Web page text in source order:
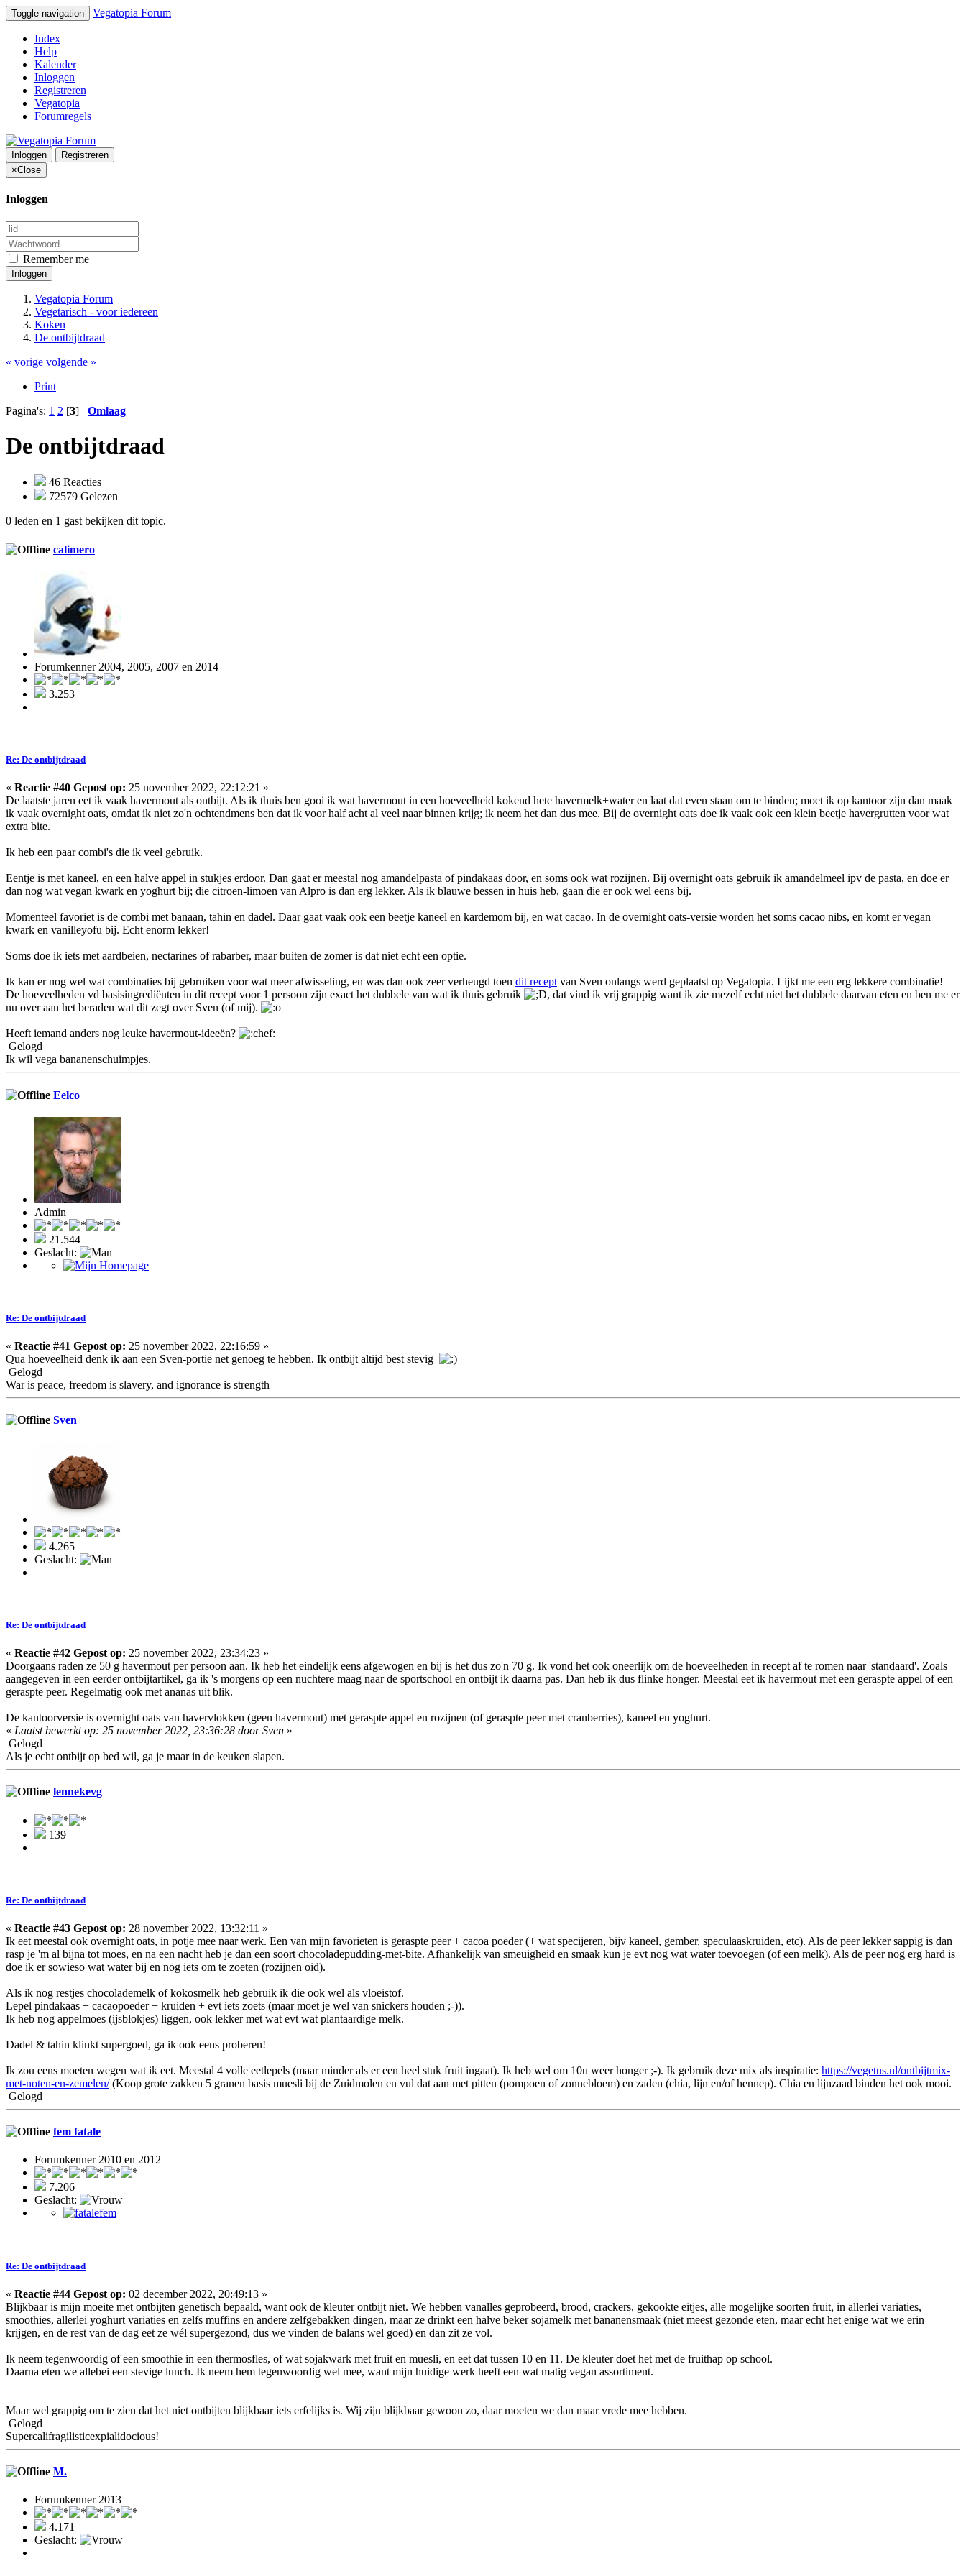
Toggle navigation Vegatopia Forum
Index
Help
Kalender
Inloggen
Registreren
Vegatopia
Forumregels
Inloggen
Registreren
×Close
Inloggen
Remember me
Inloggen
Vegatopia Forum
Vegetarisch - voor iedereen
Koken
De ontbijtdraad
« vorige volgende »
Print
Pagina's: 1 2 [3] Omlaag
De ontbijtdraad
46 Reacties
72579 Gelezen
0 leden en 1 gast bekijken dit topic.
calimero
Forumkenner 2004, 2005, 2007 en 2014
3.253
Re: De ontbijtdraad
« Reactie #40 Gepost op: 25 november 2022, 22:12:21 »
De laatste jaren eet ik vaak havermout als ontbijt. Als ik thuis ben gooi ik wat havermout in een hoeveelheid kokend hete havermelk+water en laat dat even staan om te binden; moet ik op kantoor zijn dan maak
ik vaak overnight oats, omdat ik niet zo'n ochtendmens ben dat ik voor half acht al veel naar binnen krijg; ik neem het dan dus mee. Bij de overnight oats doe ik vaak ook een klein beetje havergrutten voor wat
extra bite.
Ik heb een paar combi's die ik veel gebruik.
Eentje is met kaneel, en een halve appel in stukjes erdoor. Dan gaat er meestal nog amandelpasta of pindakaas door, en soms ook wat rozijnen. Bij overnight oats gebruik ik amandelmeel ipv de pasta, en doe er
dan nog wat vegan kwark en yoghurt bij; die citroen-limoen van Alpro is dan erg lekker. Als ik blauwe bessen in huis heb, gaan die er ook wel eens bij.
Momenteel favoriet is de combi met banaan, tahin en dadel. Daar gaat vaak ook een beetje kaneel en kardemom bij, en wat cacao. In de overnight oats-versie worden het soms cacao nibs, en komt er vegan
kwark en vanilleyofu bij. Echt enorm lekker!
Soms doe ik iets met aardbeien, nectarines of rabarber, maar buiten de zomer is dat niet echt een optie.
Ik kan er nog wel wat combinaties bij gebruiken voor wat meer afwisseling, en was dan ook zeer verheugd toen dit recept van Sven onlangs werd geplaatst op Vegatopia. Lijkt me een erg lekkere combinatie!
De hoeveelheden vd basisingrediënten in dit recept voor 1 persoon zijn exact het dubbele van wat ik thuis gebruik
, dat vind ik vrij grappig want ik zie mezelf echt niet het dubbele daarvan eten en ben me er
nu over aan het beraden wat dit zegt over Sven (of mij).
Heeft iemand anders nog leuke havermout-ideeën?
Gelogd
Ik wil vega bananenschuimpjes.
Eelco
Admin
21.544
Geslacht:
Re: De ontbijtdraad
« Reactie #41 Gepost op: 25 november 2022, 22:16:59 »
Qua hoeveelheid denk ik aan een Sven-portie net genoeg te hebben. Ik ontbijt altijd best stevig
Gelogd
War is peace, freedom is slavery, and ignorance is strength
Sven
4.265
Geslacht:
Re: De ontbijtdraad
« Reactie #42 Gepost op: 25 november 2022, 23:34:23 »
Doorgaans raden ze 50 g havermout per persoon aan. Ik heb het eindelijk eens afgewogen en bij is het dus zo'n 70 g. Ik vond het ook oneerlijk om de hoeveelheden in recept af te romen naar 'standaard'. Zoals
aangegeven in een eerder ontbijtartikel, ga ik 's morgens op een nuchtere maag naar de sportschool en ontbijt ik daarna pas. Dan heb ik dus flinke honger. Meestal eet ik havermout met een geraspte appel of een
geraspte peer. Regelmatig ook met ananas uit blik.
De kantoorversie is overnight oats van havervlokken (geen havermout) met geraspte appel en rozijnen (of geraspte peer met cranberries), kaneel en yoghurt.
« Laatst bewerkt op: 25 november 2022, 23:36:28 door Sven »
Gelogd
Als je echt ontbijt op bed wil, ga je maar in de keuken slapen.
lennekevg
139
Re: De ontbijtdraad
« Reactie #43 Gepost op: 28 november 2022, 13:32:11 »
Ik eet meestal ook overnight oats, in potje mee naar werk. Een van mijn favorieten is geraspte peer + cacoa poeder (+ wat specijeren, bijv kaneel, gember, speculaaskruiden, etc). Als de peer lekker sappig is dan
rasp je 'm al bijna tot moes, en na een nacht heb je dan een soort chocoladepudding-met-bite. Afhankelijk van smeuigheid en smaak kun je evt nog wat water toevoegen (of een melk). Als de peer nog erg hard is
doe ik er sowieso wat water bij en nog iets om te zoeten (rozijnen oid).
Als ik nog restjes chocolademelk of kokosmelk heb gebruik ik die ook wel als vloeistof.
Lepel pindakaas + cacaopoeder + kruiden + evt iets zoets (maar moet je wel van snickers houden ;-)).
Ik heb nog appelmoes (ijsblokjes) liggen, ook lekker met wat evt wat plantaardige melk.
Dadel & tahin klinkt supergoed, ga ik ook eens proberen!
Ik zou eens moeten wegen wat ik eet. Meestal 4 volle eetlepels (maar minder als er een heel stuk fruit ingaat). Ik heb wel om 10u weer honger ;-). Ik gebruik deze mix als inspiratie: https://vegetus.nl/ontbijtmix-
met-noten-en-zemelen/(Koop grote zakken 5 granen basis muesli bij de Zuidmolen en vul dat aan met pitten (pompoen of zonnebloem) en zaden (chia, lijn en/of hennep). Chia en lijnzaad binden het ook mooi.
Gelogd
fem fatale
Forumkenner 2010 en 2012
7.206
Geslacht:
Re: De ontbijtdraad
« Reactie #44 Gepost op: 02 december 2022, 20:49:13 »
Blijkbaar is mijn moeite met ontbijten genetisch bepaald, want ook de kleuter ontbijt niet. We hebben vanalles geprobeerd, brood, crackers, gekookte eitjes, alle mogelijke soorten fruit, in allerlei variaties,
smoothies, allerlei yoghurt variaties en zelfs muffins en andere zelfgebakken dingen, maar ze drinkt een halve beker sojamelk met bananensmaak (niet meest gezonde eten, maar echt het enige wat we erin
krijgen, en de rest van de dag eet ze wél supergezond, dus we vinden de balans wel goed) en dan zit ze vol.
Ik neem tegenwoordig of een smoothie in een thermosfles, of wat sojakwark met fruit en muesli, en eet dat tussen 10 en 11. De kleuter doet het met de fruithap op school.
Daarna eten we allebei een stevige lunch. Ik neem hem tegenwoordig wel mee, want mijn huidige werk heeft een wat matig vegan assortiment.
Maar wel grappig om te zien dat het niet ontbijten blijkbaar iets erfelijks is. Wij zijn blijkbaar gewoon zo, daar moeten we dan maar vrede mee hebben.
Gelogd
Supercalifragilisticexpialidocious!
M.
Forumkenner 2013
4.171
Geslacht: